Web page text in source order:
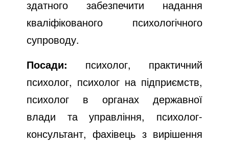
здатного забезпечити надання
кваліфікованого психологічного
супроводу.
Посади: психолог, практичний
психолог, психолог на підприємств,
психолог в органах державної
влади та управління, психолог-
консультант, фахівець з вирішення